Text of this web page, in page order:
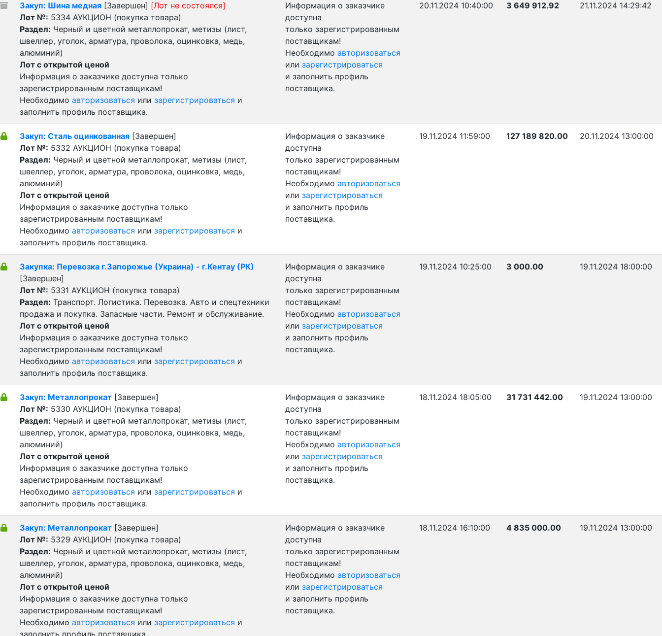
Закуп: Шина медная [Завершен] [Лот не состоялся]
Лот №: 5334 АУКЦИОН (покупка товара)
Раздел: Черный и цветной металлопрокат, метизы (лист,
швеллер, уголок, арматура, проволока, оцинковка, медь,
алюминий)
Лот с открытой ценой
Информация о заказчике доступна только
зарегистрированным поставщикам!
Необходимо авторизоваться или зарегистрироваться и
заполнить профиль поставщика.
Информация о заказчике
доступна
только зарегистрированным
поставщикам!
Необходимо авторизоваться
или зарегистрироваться
и заполнить профиль
поставщика.
20.11.2024 10:40:00 3 649 912.92 21.11.2024 14:29:42
Закуп: Сталь оцинкованная [Завершен]
Лот №: 5332 АУКЦИОН (покупка товара)
Раздел: Черный и цветной металлопрокат, метизы (лист,
швеллер, уголок, арматура, проволока, оцинковка, медь,
алюминий)
Лот с открытой ценой
Информация о заказчике доступна только
зарегистрированным поставщикам!
Необходимо авторизоваться или зарегистрироваться и
заполнить профиль поставщика.
Информация о заказчике
доступна
только зарегистрированным
поставщикам!
Необходимо авторизоваться
или зарегистрироваться
и заполнить профиль
поставщика.
19.11.2024 11:59:00 127 189 820.00 20.11.2024 13:00:00
Закупка: Перевозка г.Запорожье (Украина) - г.Кентау (РК)
[Завершен]
Лот №: 5331 АУКЦИОН (покупка товара)
Раздел: Транспорт. Логистика. Перевозка. Авто и спецтехники
продажа и покупка. Запасные части. Ремонт и обслуживание.
Лот с открытой ценой
Информация о заказчике доступна только
зарегистрированным поставщикам!
Необходимо авторизоваться или зарегистрироваться и
заполнить профиль поставщика.
Информация о заказчике
доступна
только зарегистрированным
поставщикам!
Необходимо авторизоваться
или зарегистрироваться
и заполнить профиль
поставщика.
19.11.2024 10:25:00 3 000.00 19.11.2024 18:00:00
Закуп: Металлопрокат [Завершен]
Лот №: 5330 АУКЦИОН (покупка товара)
Раздел: Черный и цветной металлопрокат, метизы (лист,
швеллер, уголок, арматура, проволока, оцинковка, медь,
алюминий)
Лот с открытой ценой
Информация о заказчике доступна только
зарегистрированным поставщикам!
Необходимо авторизоваться или зарегистрироваться и
заполнить профиль поставщика.
Информация о заказчике
доступна
только зарегистрированным
поставщикам!
Необходимо авторизоваться
или зарегистрироваться
и заполнить профиль
поставщика.
18.11.2024 18:05:00 31 731 442.00 19.11.2024 13:00:00
Закуп: Металлопрокат [Завершен]
Лот №: 5329 АУКЦИОН (покупка товара)
Раздел: Черный и цветной металлопрокат, метизы (лист,
швеллер, уголок, арматура, проволока, оцинковка, медь,
алюминий)
Лот с открытой ценой
Информация о заказчике доступна только
зарегистрированным поставщикам!
Необходимо авторизоваться или зарегистрироваться и
заполнить профиль поставщика.
Информация о заказчике
доступна
только зарегистрированным
поставщикам!
Необходимо авторизоваться
или зарегистрироваться
и заполнить профиль
поставщика.
18.11.2024 16:10:00 4 835 000.00 19.11.2024 13:00:00